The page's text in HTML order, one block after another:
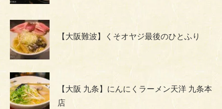
【大阪難波】くそオヤジ最後のひとふり
【大阪 九条】にんにくラーメン天洋 九条本
店